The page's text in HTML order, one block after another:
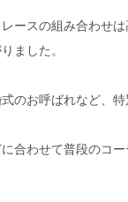
ースの組み合わせは
ました。
のお呼ばれなど、
合わせて普段のコ